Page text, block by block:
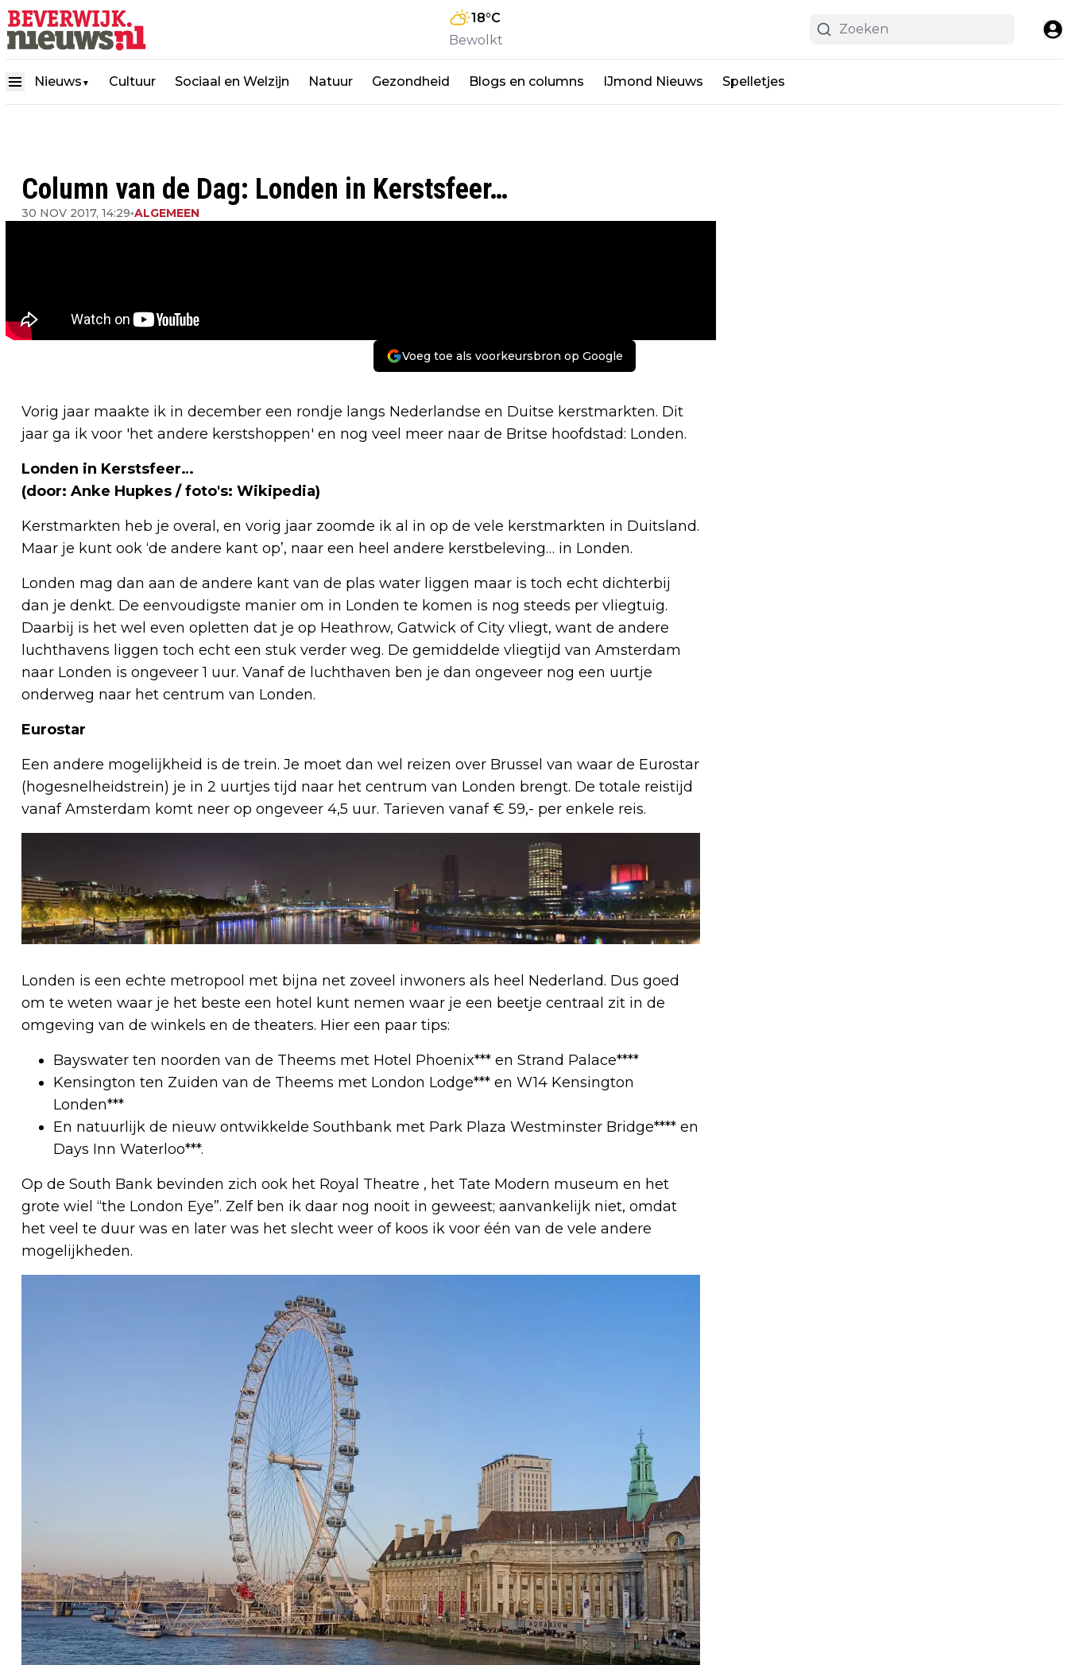
18°C
Bewolkt
Nieuws ▼ Cultuur Sociaal en Welzijn Natuur Gezondheid Blogs en columns IJmond Nieuws Spelletjes
Column van de Dag: Londen in Kerstsfeer…
30 NOV 2017, 14:29•ALGEMEEN
Voeg toe als voorkeursbron op Google
Vorig jaar maakte ik in december een rondje langs Nederlandse en Duitse kerstmarkten. Dit
jaar ga ik voor 'het andere kerstshoppen' en nog veel meer naar de Britse hoofdstad: Londen.
Londen in Kerstsfeer…
(door: Anke Hupkes / foto's: Wikipedia)
Kerstmarkten heb je overal, en vorig jaar zoomde ik al in op de vele kerstmarkten in Duitsland.
Maar je kunt ook ‘de andere kant op’, naar een heel andere kerstbeleving… in Londen.
Londen mag dan aan de andere kant van de plas water liggen maar is toch echt dichterbij
dan je denkt. De eenvoudigste manier om in Londen te komen is nog steeds per vliegtuig.
Daarbij is het wel even opletten dat je op Heathrow, Gatwick of City vliegt, want de andere
luchthavens liggen toch echt een stuk verder weg. De gemiddelde vliegtijd van Amsterdam
naar Londen is ongeveer 1 uur. Vanaf de luchthaven ben je dan ongeveer nog een uurtje
onderweg naar het centrum van Londen.
Eurostar
Een andere mogelijkheid is de trein. Je moet dan wel reizen over Brussel van waar de Eurostar
(hogesnelheidstrein) je in 2 uurtjes tijd naar het centrum van Londen brengt. De totale reistijd
vanaf Amsterdam komt neer op ongeveer 4,5 uur. Tarieven vanaf € 59,- per enkele reis.
Londen is een echte metropool met bijna net zoveel inwoners als heel Nederland. Dus goed
om te weten waar je het beste een hotel kunt nemen waar je een beetje centraal zit in de
omgeving van de winkels en de theaters. Hier een paar tips:
Bayswater ten noorden van de Theems met Hotel Phoenix*** en Strand Palace****
Kensington ten Zuiden van de Theems met London Lodge*** en W14 Kensington
Londen***
En natuurlijk de nieuw ontwikkelde Southbank met Park Plaza Westminster Bridge**** en
Days Inn Waterloo***.
Op de South Bank bevinden zich ook het Royal Theatre , het Tate Modern museum en het
grote wiel “the London Eye”. Zelf ben ik daar nog nooit in geweest; aanvankelijk niet, omdat
het veel te duur was en later was het slecht weer of koos ik voor één van de vele andere
mogelijkheden.